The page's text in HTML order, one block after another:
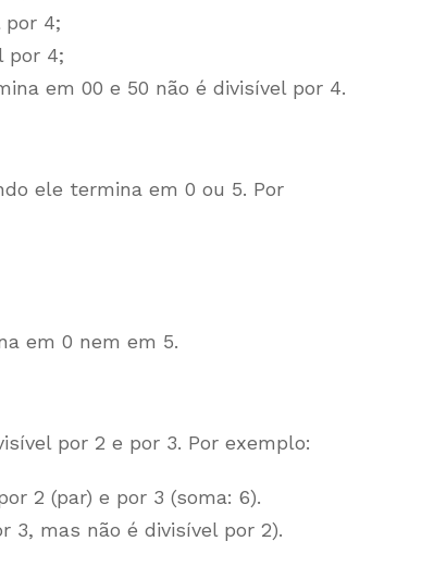
por 4;
por 4;
em 00 e 50 não é divisível por 4.
ele termina em 0 ou 5. Por
em 0 nem em 5.
por 2 e por 3. Por exemplo:
2 (par) e por 3 (soma: 6).
3, mas não é divisível por 2).